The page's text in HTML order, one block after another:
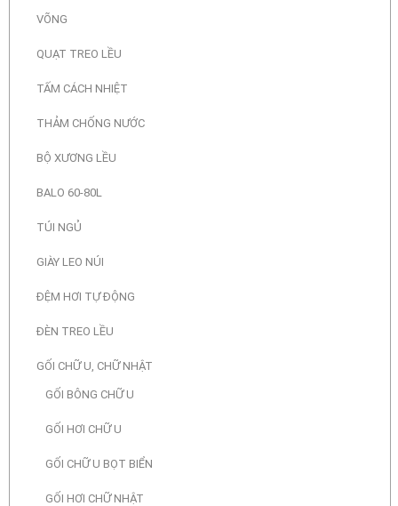
VÕNG
QUẠT TREO LỀU
TẤM CÁCH NHIỆT
THẢM CHỐNG NƯỚC
BỘ XƯƠNG LỀU
BALO 60-80L
TÚI NGỦ
GIÀY LEO NÚI
ĐỆM HƠI TỰ ĐỘNG
ĐÈN TREO LỀU
GỐI CHỮ U, CHỮ NHẬT
GỐI BÔNG CHỮ U
GỐI HƠI CHỮ U
GỐI CHỮ U BỌT BIỂN
GỐI HƠI CHỮ NHẬT